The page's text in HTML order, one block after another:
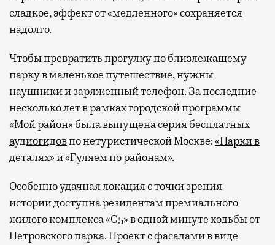
сладкое, эффект от «медленного» сохраняется
надолго.
Чтобы превратить прогулку по близлежащему
парку в маленькое путешествие, нужны
наушники и заряженный телефон. За последние
несколько лет в рамках городской программы
«Мой район» была выпущена серия бесплатных
аудиогидовпо нетуристической Москве:«Парки в
деталях»и«Гуляем по районам».
Особенно удачная локация с точки зрения
истории доступна резидентам премиального
жилого комплекса «С5»в одной минуте ходьбы от
Петровского парка. Проект с фасадами в виде